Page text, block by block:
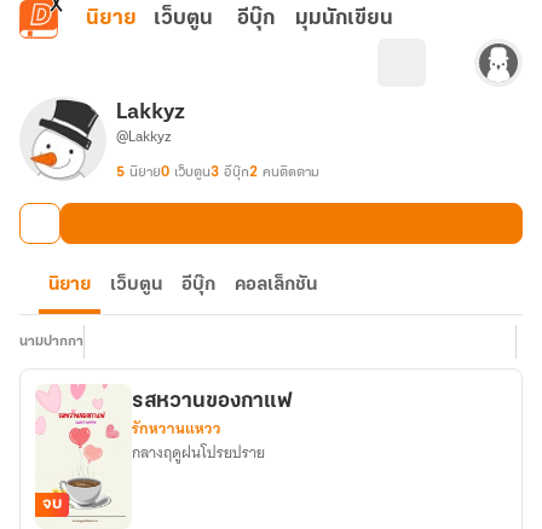
ข้ามไปยังเนื้อหาหลัก
นิยาย เว็บตูน อีบุ๊ก มุมนักเขียน
Lakkyz
@Lakkyz
5 นิยาย0 เว็บตูน3 อีบุ๊ก2 คนติดตาม
นิยาย เว็บตูน อีบุ๊ก คอลเล็กชัน
นามปากกา
จบ
รสหวานของกาแฟ
รักหวานแหวว
กลางฤดูฝนโปรยปราย